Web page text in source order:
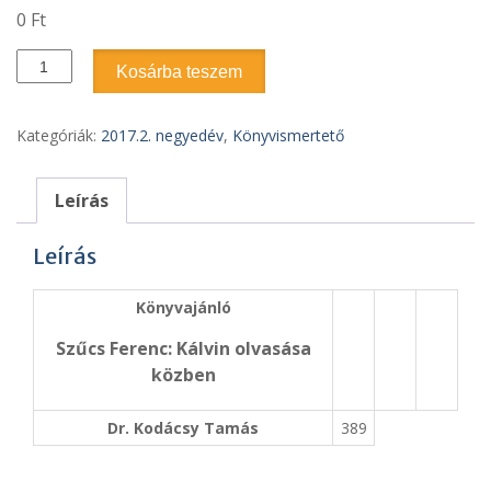
0 Ft
2017.2.
szám
Könyvajánló:
Szűcs
Ferenc:
Kálvin
olvasása
közben
mennyiség
Kosárba teszem
Kategóriák: 2017.2. negyedév, Könyvismertető
Leírás
Leírás
Könyvajánló
Szűcs Ferenc: Kálvin olvasása
közben
Dr. Kodácsy Tamás 389